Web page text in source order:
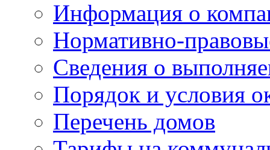
Информация о
Нормативно-
Сведения о
Порядок и условия
Перечень домов